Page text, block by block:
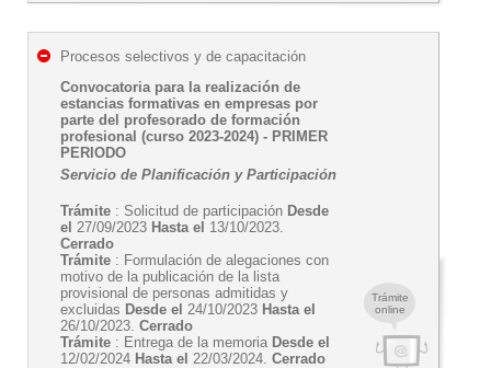
Trámite
online
Procesos selectivos y de capacitación
Convocatoria para la realización de
estancias formativas en empresas por
parte del profesorado de formación
profesional (curso 2023-2024) - PRIMER
PERIODO
Servicio de Planificación y Participación
Trámite : Solicitud de participación Desde
el 27/09/2023 Hasta el 13/10/2023.
Cerrado
Trámite : Formulación de alegaciones con
motivo de la publicación de la lista
provisional de personas admitidas y
excluidas Desde el 24/10/2023 Hasta el
26/10/2023. Cerrado
Trámite : Entrega de la memoria Desde el
12/02/2024 Hasta el 22/03/2024. Cerrado